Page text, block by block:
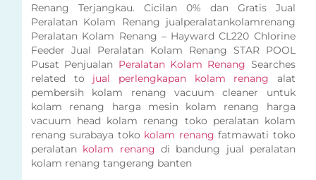
Renang Terjangkau. Cicilan 0% dan Gratis Jual
Peralatan Kolam Renang jualperalatankolamrenang
Peralatan Kolam Renang – Hayward CL220 Chlorine
Feeder Jual Peralatan Kolam Renang STAR POOL
Pusat Penjualan Peralatan Kolam Renang Searches
related to jual perlengkapan kolam renang alat
pembersih kolam renang vacuum cleaner untuk
kolam renang harga mesin kolam renang harga
vacuum head kolam renang toko peralatan kolam
renang surabaya toko kolam renang fatmawati toko
peralatan kolam renang di bandung jual peralatan
kolam renang tangerang banten